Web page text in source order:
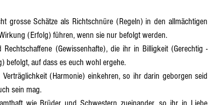
(Erfolg) führen, wenn sie nur befolgt werden.
befolgt, auf dass es euch wohl ergehe.
sein mag.